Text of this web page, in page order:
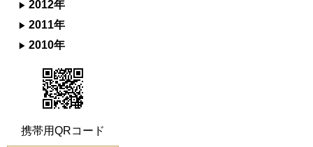
2012年
2011年
2010年
携帯用QRコード